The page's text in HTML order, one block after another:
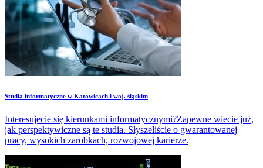
Studia informatyczne w Katowicach i woj. śląskim
Interesujecie się kierunkami informatycznymi?Zapewne wiecie już,
jak perspektywiczne są te studia. Słyszeliście o gwarantowanej
pracy, wysokich zarobkach, rozwojowej karierze.